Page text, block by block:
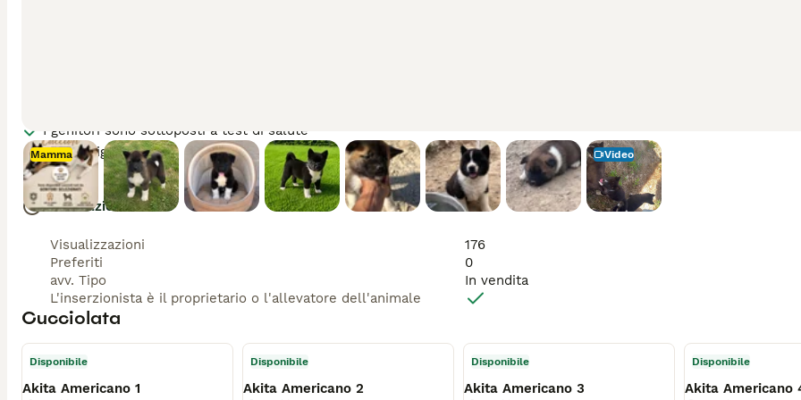
Mamma Video
I genitori sono sottoposti a test di salute
Con Pedigree
Informazioni
Visualizzazioni
176
Preferiti
0
avv. Tipo
In vendita
L'inserzionista è il proprietario o l'allevatore dell'animale
Cucciolata
Disponibile
Akita Americano 1
Disponibile
Akita Americano 2
Disponibile
Akita Americano 3
Disponibile
Akita Americano